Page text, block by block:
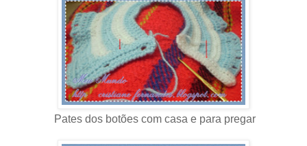
Pates dos botões com casa e para pregar